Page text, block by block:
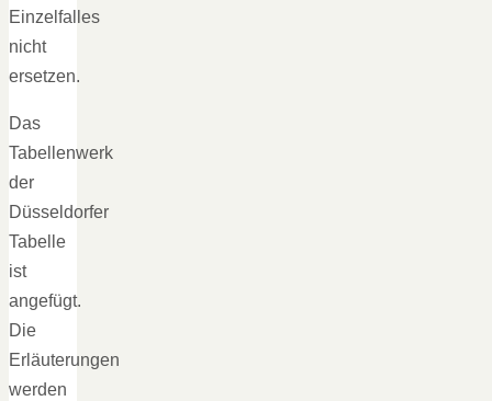
Einzelfalles
nicht
ersetzen.
Das
Tabellenwerk
der
Düsseldorfer
Tabelle
ist
angefügt.
Die
Erläuterungen
werden